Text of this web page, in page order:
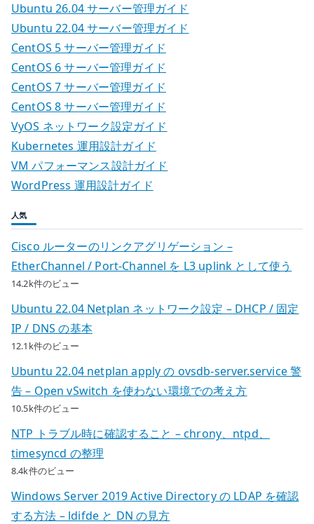
Ubuntu 26.04 サーバー管理ガイド
Ubuntu 22.04 サーバー管理ガイド
CentOS 5 サーバー管理ガイド
CentOS 6 サーバー管理ガイド
CentOS 7 サーバー管理ガイド
CentOS 8 サーバー管理ガイド
VyOS ネットワーク設定ガイド
Kubernetes 運用設計ガイド
VM パフォーマンス設計ガイド
WordPress 運用設計ガイド
人気
Cisco ルーターのリンクアグリゲーション –
EtherChannel / Port-Channel を L3 uplink として使う
14.2k件のビュー
Ubuntu 22.04 Netplan ネットワーク設定 – DHCP / 固定
IP / DNS の基本
12.1k件のビュー
Ubuntu 22.04 netplan apply の ovsdb-server.service 警
告 – Open vSwitch を使わない環境での考え方
10.5k件のビュー
NTP トラブル時に確認すること – chrony、ntpd、
timesyncd の整理
8.4k件のビュー
Windows Server 2019 Active Directory の LDAP を確認
する方法 – ldifde と DN の見方